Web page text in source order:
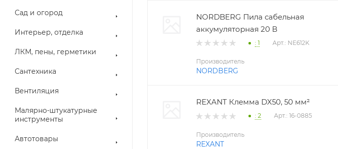
Сад и огород
Интерьер, отделка
ЛКМ, пены, герметики
Сантехника
Вентиляция
Малярно-штукатурные
инструменты
Автотовары
NORDBERG Пила сабельная
аккумуляторная 20 В
: 1 Арт.: NE612K
Производитель
NORDBERG
REXANT Клемма DX50, 50 мм²
: 2 Арт.: 16-0885
Производитель
REXANT